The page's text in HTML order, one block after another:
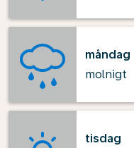
måndag
molnigt
tisdag